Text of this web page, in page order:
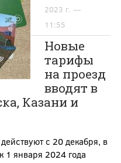
2023 г. —
11:55
Новые
тарифы
на проезд
вводят в
Казани и
с 20 декабря, в
1 января 2024 года